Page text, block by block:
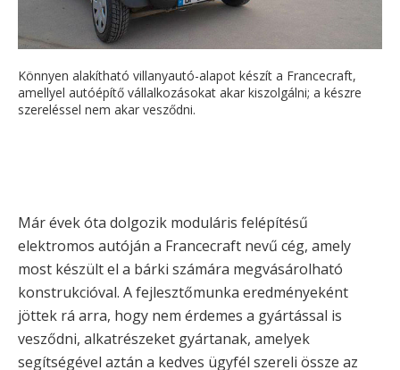
Könnyen alakítható villanyautó-alapot készít a Francecraft,
amellyel autóépítő vállalkozásokat akar kiszolgálni; a készre
szereléssel nem akar vesződni.
Már évek óta dolgozik moduláris felépítésű
elektromos autóján a Francecraft nevű cég, amely
most készült el a bárki számára megvásárolható
konstrukcióval. A fejlesztőmunka eredményeként
jöttek rá arra, hogy nem érdemes a gyártással is
vesződni, alkatrészeket gyártanak, amelyek
segítségével aztán a kedves ügyfél szereli össze az